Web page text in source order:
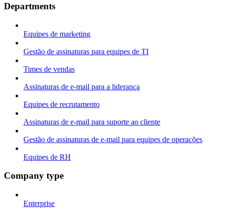
Departments
Equipes de marketing
Gestão de assinaturas para equipes de TI
Times de vendas
Assinaturas de e-mail para a liderança
Equipes de recrutamento
Assinaturas de e-mail para suporte ao cliente
Gestão de assinaturas de e-mail para equipes de operações
Equipes de RH
Company type
Enterprise